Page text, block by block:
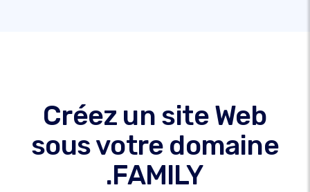
Créez un site Web
sous votre domaine
.FAMILY